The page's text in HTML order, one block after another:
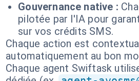
Gouvernance native :
pilotée par l'IA pour
sur vos crédits SMS.
Chaque action est
automatiquement au bon
Chaque agent Swiftask